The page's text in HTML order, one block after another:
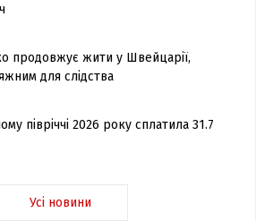
продовжує жити у Швейцарії,
для слідства
півріччі 2026 року сплатила 31.7
Усі новини